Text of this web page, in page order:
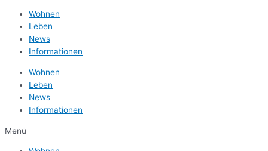
Wohnen
Leben
News
Informationen
Wohnen
Leben
News
Informationen
Menü